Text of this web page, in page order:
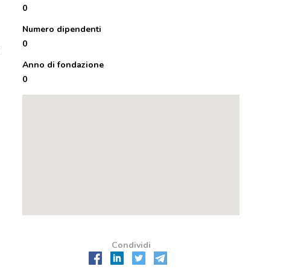
0
Numero dipendenti
0
Anno di fondazione
0
Condividi